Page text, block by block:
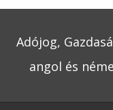
Adójog,
angol és